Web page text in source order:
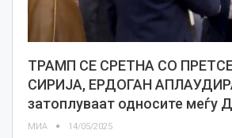
ТРАМП СЕ СРЕТНА СО
СИРИЈА, ЕРДОГАН
затоплуваат односите меѓу
МИА 14/05/2025